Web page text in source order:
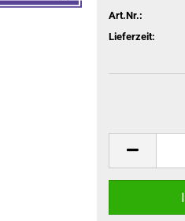
Art.Nr.:
Lieferzeit: